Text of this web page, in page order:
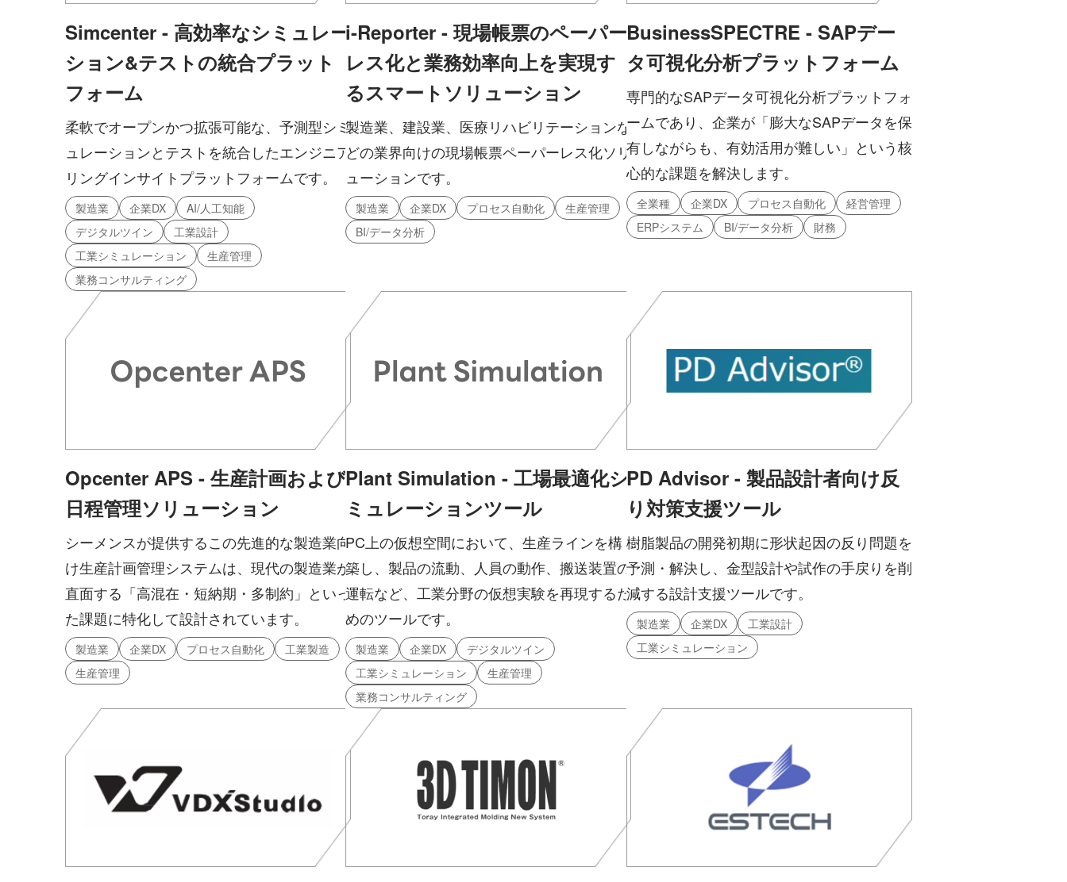
Simcenter - 高効率なシミュレー
ション&テストの統合プラット
フォーム
柔軟でオープンかつ拡張可能な、予測型シミ
ュレーションとテストを統合したエンジニア
リングインサイトプラットフォームです。
製造業 企業DX
AI/人工知能
デジタルツイン
工業設計
工業シミュレーション
生産管理
業務コンサルティング
i-Reporter - 現場帳票のペーパー
レス化と業務効率向上を実現す
るスマートソリューション
製造業、建設業、医療リハビリテーションな
どの業界向けの現場帳票ペーパーレス化ソリ
ューションです。
製造業 企業DX プロセス自動化
生産管理
BI/データ分析
BusinessSPECTRE - SAPデー
タ可視化分析プラットフォーム
専門的なSAPデータ可視化分析プラットフォ
ームであり、企業が「膨大なSAPデータを保
有しながらも、有効活用が難しい」という核
心的な課題を解決します。
全業種 企業DX プロセス自動化
経営管理
ERPシステム
BI/データ分析 財務
Opcenter APS - 生産計画および
日程管理ソリューション
シーメンスが提供するこの先進的な製造業向
け生産計画管理システムは、現代の製造業が
直面する「高混在・短納期・多制約」といっ
た課題に特化して設計されています。
製造業 企業DX プロセス自動化
工業製造
生産管理
Plant Simulation - 工場最適化シ
ミュレーションツール
PC上の仮想空間において、生産ラインを構
築し、製品の流動、人員の動作、搬送装置の
運転など、工業分野の仮想実験を再現するた
めのツールです。
製造業 企業DX
デジタルツイン
工業シミュレーション
生産管理
業務コンサルティング
PD Advisor - 製品設計者向け反
り対策支援ツール
樹脂製品の開発初期に形状起因の反り問題を
予測・解決し、金型設計や試作の手戻りを削
減する設計支援ツールです。
製造業 企業DX
工業設計
工業シミュレーション